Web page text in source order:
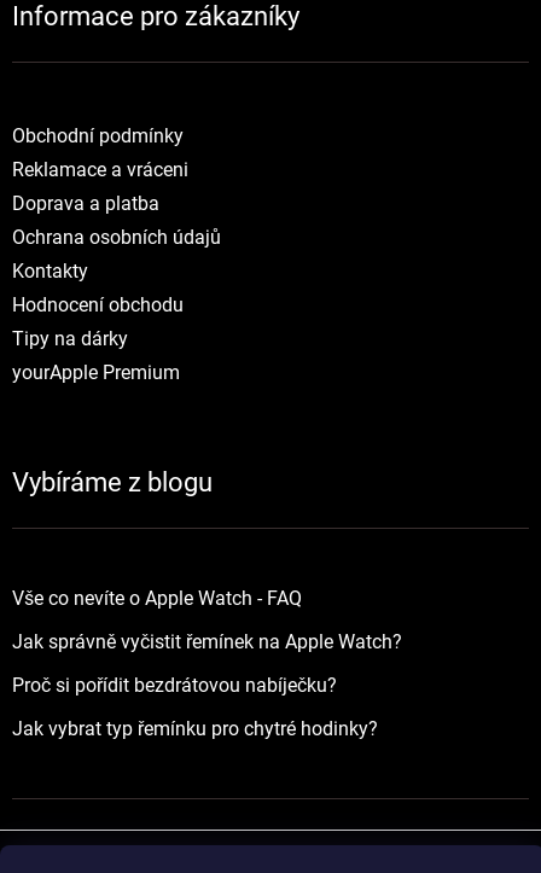
Informace pro zákazníky
Obchodní podmínky
Reklamace a vráceni
Doprava a platba
Ochrana osobních údajů
Kontakty
Hodnocení obchodu
Tipy na dárky
yourApple Premium
Vybíráme z blogu
Vše co nevíte o Apple Watch - FAQ
Jak správně vyčistit řemínek na Apple Watch?
Proč si pořídit bezdrátovou nabíječku?
Jak vybrat typ řemínku pro chytré hodinky?